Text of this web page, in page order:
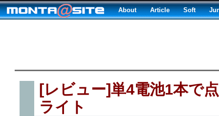
About Article Soft
[レビュー]単4電池1本で
ライト